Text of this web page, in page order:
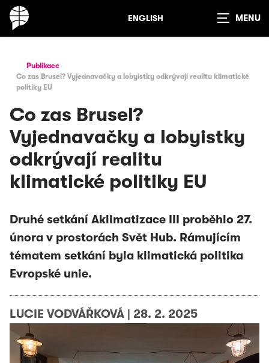
ENGLISH
Zobrazit
Publikace
Co zas Brusel? Vyjednavačky a lobyistky odkrývají realitu klimatické
politiky EU
Co zas Brusel?
Vyjednavačky a lobyistky
odkrývají realitu
klimatické politiky EU
Druhé setkání Aklimatizace III proběhlo 27.
února v prostorách Svět Hub. Rámujícím
tématem setkání byla klimatická politika
Evropské unie.
LUCIE VODVÁŘKOVÁ | 28. 2. 2025